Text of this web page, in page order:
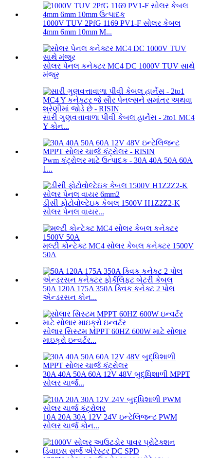
1000V TUV 2PfG 1169 PV1-F સોલર કેબલ
4mm 6mm 10mm M...
સોલર પેનલ કનેક્ટર MC4 DC 1000V TUV સાથે
મંજૂર
સારી ગુણવત્તાવાળા પીવી કેબલ હાર્નેસ - 2to1 MC4
Y કોન...
Pwm કંટ્રોલર માટે ઉત્પાદક - 30A 40A 50A 60A
1...
ડીસી ફોટોવોલ્ટેઇક કેબલ 1500V H1Z2Z2-K
સોલર પેનલ વાયર...
મલ્ટી કોન્ટેક્ટ MC4 સોલર કેબલ કનેક્ટર 1500V
50A
50A 120A 175A 350A ક્વિક કનેક્ટ 2 પોલ
એન્ડરસન કોન...
સોલાર સિસ્ટમ MPPT 60HZ 600W માટે સોલાર
માઇક્રો ઇન્વર્ટર...
30A 40A 50A 60A 12V 48V બુદ્ધિશાળી MPPT
સોલર ચાર્જ...
10A 20A 30A 12V 24V ઇન્ટેલિજન્ટ PWM
સોલર ચાર્જ કોન...